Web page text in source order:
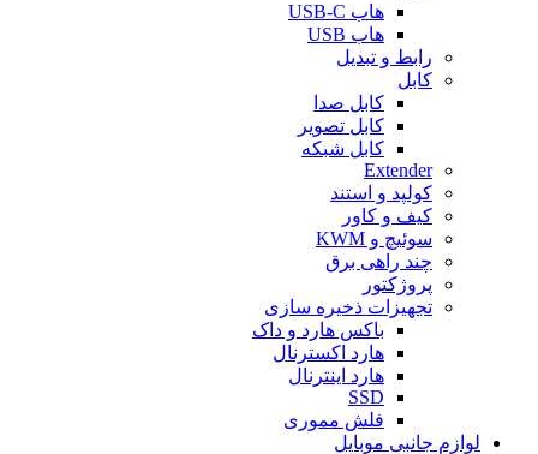
هاب USB-C
هاب USB
رابط و تبدیل
کابل
کابل صدا
کابل تصویر
کابل شبکه
Extender
کولپد و استند
کیف و کاور
سوئیچ و KWM
چند راهی برق
پروژکتور
تجهیزات ذخیره سازی
باکس هارد و داک
هارد اکسترنال
هارد اینترنال
SSD
فلش مموری
لوازم جانبی موبایل